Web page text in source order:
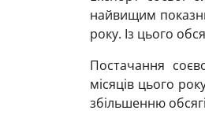
найвищим
року. Із цього
Постачання
місяців цього
збільшенню